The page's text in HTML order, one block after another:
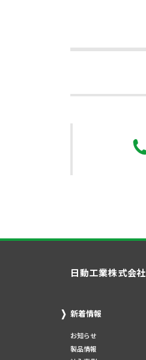
日動工業株式会社
新着情報
お知らせ
製品情報